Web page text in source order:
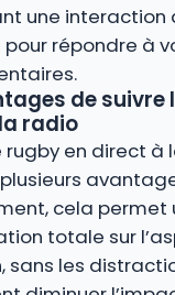
une interaction
répondre à
de suivre
radio
rugby en direct à
cela permet
totale sur
sans les